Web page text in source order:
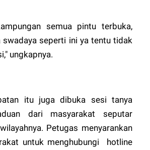
semua pintu terbuka,
swadaya seperti ini ya tentu tidak
ungkapnya.
itu juga dibuka sesi tanya
dari masyarakat seputar
Petugas menyarankan
untuk menghubungi hotline